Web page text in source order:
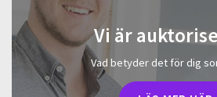
Vi är
Vad betyder det för dig